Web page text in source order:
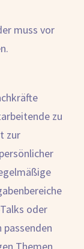
muss vor
zu
zur
oder
passenden